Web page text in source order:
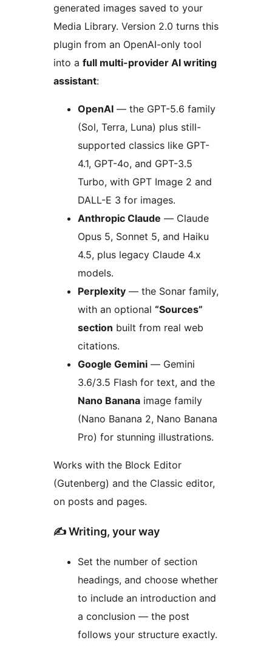
generated images saved to your
Media Library. Version 2.0 turns this
plugin from an OpenAI-only tool
into a full multi-provider AI writing
assistant:
OpenAI — the GPT-5.6 family
(Sol, Terra, Luna) plus still-
supported classics like GPT-
4.1, GPT-4o, and GPT-3.5
Turbo, with GPT Image 2 and
DALL-E 3 for images.
Anthropic Claude — Claude
Opus 5, Sonnet 5, and Haiku
4.5, plus legacy Claude 4.x
models.
Perplexity — the Sonar family,
with an optional “Sources”
section built from real web
citations.
Google Gemini — Gemini
3.6/3.5 Flash for text, and the
Nano Banana image family
(Nano Banana 2, Nano Banana
Pro) for stunning illustrations.
Works with the Block Editor
(Gutenberg) and the Classic editor,
on posts and pages.
✍️ Writing, your way
Set the number of section
headings, and choose whether
to include an introduction and
a conclusion — the post
follows your structure exactly.